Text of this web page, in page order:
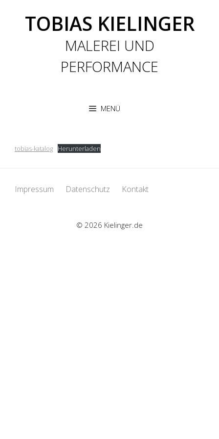
TOBIAS KIELINGER
MALEREI UND
PERFORMANCE
MENÜ
tobias-katalog Herunterladen
Impressum Datenschutz Kontakt
© 2026 Kielinger.de